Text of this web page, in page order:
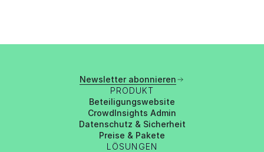
Newsletter abonnieren
PRODUKT
Beteiligungswebsite
CrowdInsights Admin
Datenschutz & Sicherheit
Preise & Pakete
LÖSUNGEN